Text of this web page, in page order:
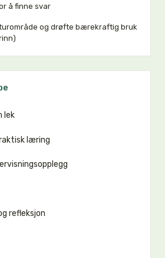
å finne svar
og drøfte bærekraftig bruk
lek
læring
refleksjon